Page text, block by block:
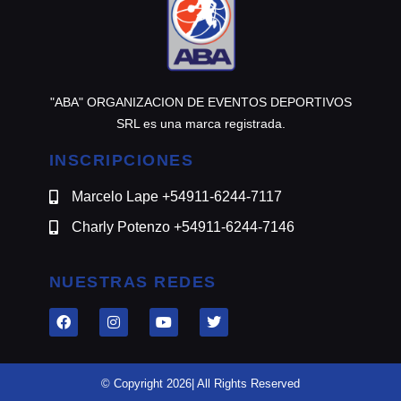
"ABA" ORGANIZACION DE EVENTOS DEPORTIVOS
SRL es una marca registrada.
INSCRIPCIONES
Marcelo Lape +54911-6244-7117
Charly Potenzo +54911-6244-7146
NUESTRAS REDES
© Copyright 2026| All Rights Reserved